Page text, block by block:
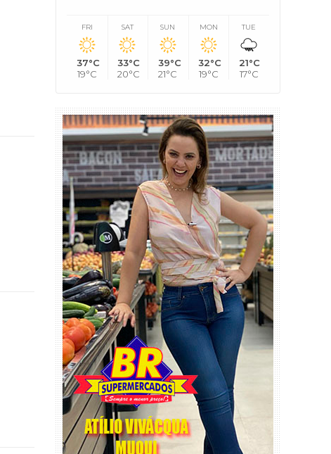
FRI
37°C
19°C
SAT
33°C
20°C
SUN
39°C
21°C
MON
32°C
19°C
TUE
21°C
17°C